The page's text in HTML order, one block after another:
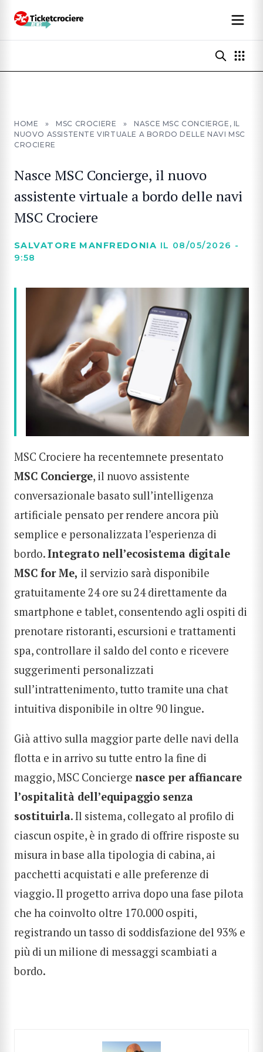
HOME » MSC CROCIERE »
NASCE MSC CONCIERGE, IL
NUOVO ASSISTENTE VIRTUALE A BORDO DELLE NAVI MSC
CROCIERE
Nasce MSC Concierge, il nuovo
assistente virtuale a bordo delle navi
MSC Crociere
SALVATORE MANFREDONIA IL 08/05/2026 -
9:58
MSC Crociere ha recentemnete presentato
MSC Concierge, il nuovo assistente
conversazionale basato sull’intelligenza
artificiale pensato per rendere ancora più
semplice e personalizzata l’esperienza di
bordo.Integrato nell’ecosistema digitale
MSC for Me, il servizio sarà disponibile
gratuitamente 24 ore su 24 direttamente da
smartphone e tablet, consentendo agli ospiti di
prenotare ristoranti, escursioni e trattamenti
spa, controllare il saldo del conto e ricevere
suggerimenti personalizzati
sull’intrattenimento, tutto tramite una chat
intuitiva disponibile in oltre 90 lingue.
Già attivo sulla maggior parte delle navi della
flotta e in arrivo su tutte entro la fine di
maggio, MSC Concierge nasce per affiancare
l’ospitalità dell’equipaggio senza
sostituirla. Il sistema, collegato al profilo di
ciascun ospite, è in grado di offrire risposte su
misura in base alla tipologia di cabina, ai
pacchetti acquistati e alle preferenze di
viaggio. Il progetto arriva dopo una fase pilota
che ha coinvolto oltre 170.000 ospiti,
registrando un tasso di soddisfazione del 93% e
più di un milione di messaggi scambiati a
bordo.